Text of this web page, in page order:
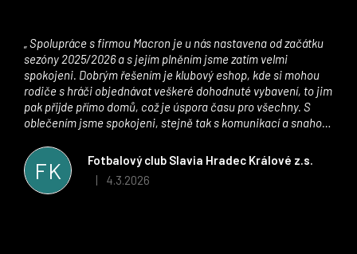
FK
Fotbalový club Slavia Hradec Králové z.s.
Hodnocení obchodu je 5 z 5 hvězdiček.
| 4.3.2026
sezóny 2025/2026 a s jejím plněním jsme zatím velmi
spokojeni. Dobrým řešením je klubový eshop, kde si mohou
rodiče s hráči objednávat veškeré dohodnuté vybavení, to jim
pak přijde přímo domů, což je úspora času pro všechny. S
oblečením jsme spokojeni, stejně tak s komunikací a snahou
stran. Věříme, že v tomto duchu bude spolupráce pokračovat
i nadále, nyní už začínáme řešit i první sady dresů ;)